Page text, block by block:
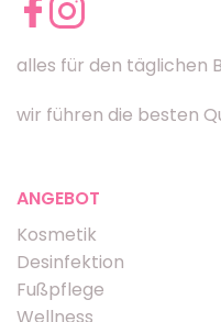
alles für den täglichen
wir führen die besten
ANGEBOT
Kosmetik
Desinfektion
Fußpflege